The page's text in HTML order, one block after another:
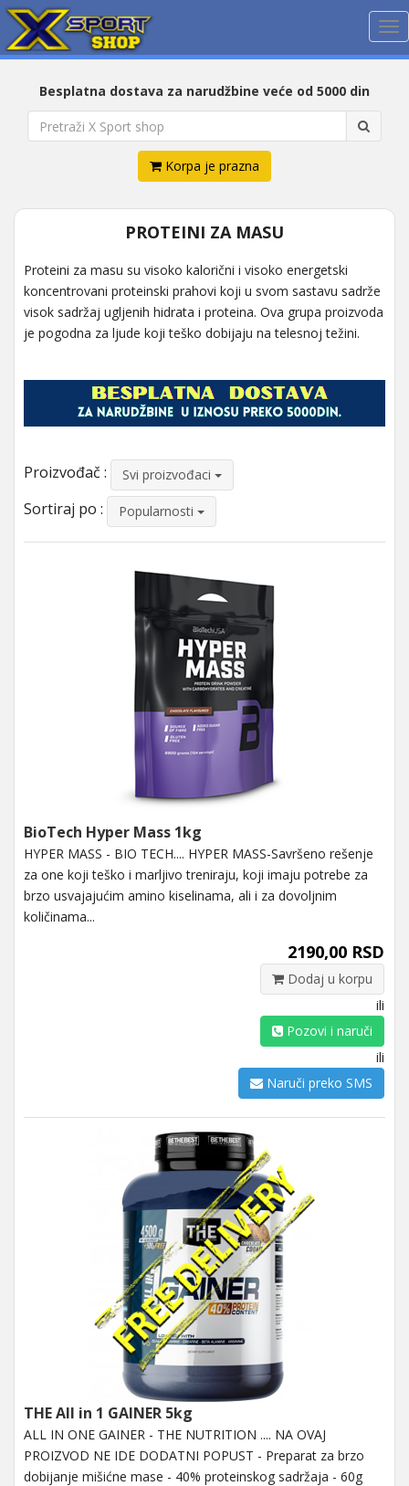
Besplatna dostava za narudžbine veće od 5000 din
Korpa je prazna
PROTEINI ZA MASU
Proteini za masu su visoko kalorični i visoko energetski
koncentrovani proteinski prahovi koji u svom sastavu sadrže
visok sadržaj ugljenih hidrata i proteina. Ova grupa proizvoda
je pogodna za ljude koji teško dobijaju na telesnoj težini.
Proizvođač : Svi proizvođaci
Sortiraj po : Popularnosti
BioTech Hyper Mass 1kg
HYPER MASS - BIO TECH.... HYPER MASS-Savršeno rešenje
za one koji teško i marljivo treniraju, koji imaju potrebe za
brzo usvajajućim amino kiselinama, ali i za dovoljnim
količinama...
2190,00 RSD
Dodaj u korpu
ili
Pozovi i naruči
ili
Naruči preko SMS
THE All in 1 GAINER 5kg
ALL IN ONE GAINER - THE NUTRITION .... NA OVAJ
PROIZVOD NE IDE DODATNI POPUST - Preparat za brzo
dobijanje mišićne mase - 40% proteinskog sadržaja - 60g